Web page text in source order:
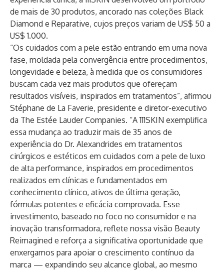
de mais de 30 produtos, ancorado nas coleções Black
Diamond e Reparative, cujos preços variam de US$ 50 a
US$ 1.000.
“Os cuidados com a pele estão entrando em uma nova
fase, moldada pela convergência entre procedimentos,
longevidade e beleza, à medida que os consumidores
buscam cada vez mais produtos que ofereçam
resultados visíveis, inspirados em tratamentos”, afirmou
Stéphane de La Faverie, presidente e diretor-executivo
da The Estée Lauder Companies. “A 111SKIN exemplifica
essa mudança ao traduzir mais de 35 anos de
experiência do Dr. Alexandrides em tratamentos
cirúrgicos e estéticos em cuidados com a pele de luxo
de alta performance, inspirados em procedimentos
realizados em clínicas e fundamentados em
conhecimento clínico, ativos de última geração,
fórmulas potentes e eficácia comprovada. Esse
investimento, baseado no foco no consumidor e na
inovação transformadora, reflete nossa visão Beauty
Reimagined e reforça a significativa oportunidade que
enxergamos para apoiar o crescimento contínuo da
marca — expandindo seu alcance global, ao mesmo